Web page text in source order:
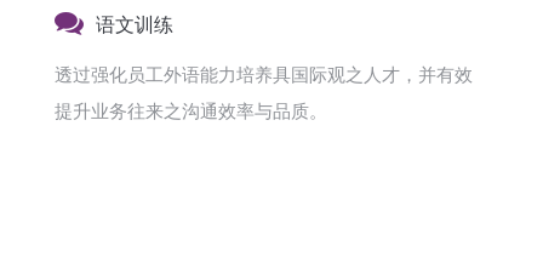
语文训练
透过强化员工外语能力培养具国际观之人才，并有效
提升业务往来之沟通效率与品质。